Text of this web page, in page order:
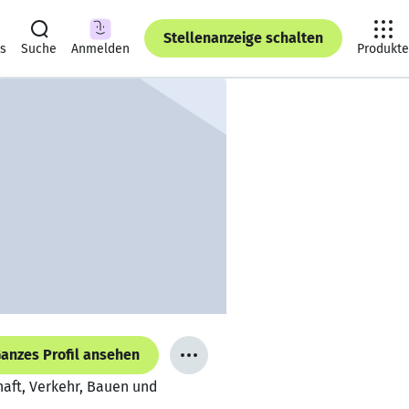
Suche Anmelden
Stellenanzeige schalten
Produkte
Profil ansehen
Verkehr, Bauen und